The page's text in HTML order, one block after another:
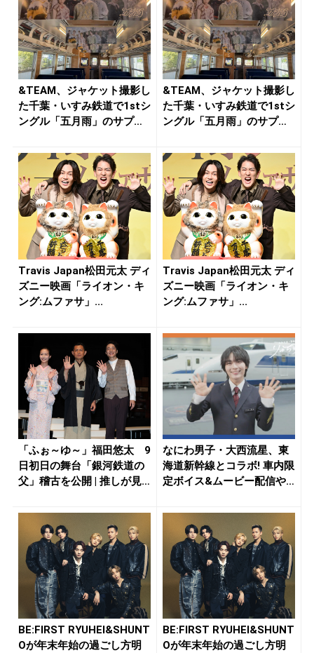
&TEAM、ジャケット撮影し
た千葉・いすみ鉄道で1stシ
ングル「五月雨」のサプ
&TEAM、ジャケット撮影し
た千葉・いすみ鉄道で1stシ
ングル「五月雨」のサプ
Travis Japan松田元太 ディ
ズニー映画「ライオン・キ
ング:ムファサ」...
Travis Japan松田元太 ディ
ズニー映画「ライオン・キ
ング:ムファサ」...
「ふぉ～ゆ～」福田悠太 9
日初日の舞台「銀河鉄道の
父」稽古を公開 | 推しが見
なにわ男子・大西流星、東
海道新幹線とコラボ! 車内限
定ボイス&ムービー配信や
BE:FIRST RYUHEI&SHUNT
Oが年末年始の過ごし方明
BE:FIRST RYUHEI&SHUNT
Oが年末年始の過ごし方明